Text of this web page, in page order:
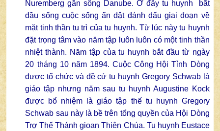
Nuremberg gần sông Danube. Ở đây tu huynh bắt
đầu sống cuộc sống ẩn dật đánh dấu giai đoạn về
mặt tinh thần tu trì của tu huynh. Từ lúc này tu huynh
đặt trọng tâm vào năm tập luôn luôn có một tinh thần
nhiệt thành. Năm tập của tu huynh bắt đầu từ ngày
20 tháng 10 năm 1894. Cuộc Công Hội Tỉnh Dòng
được tổ chức và đề cử tu huynh Gregory Schwab là
giáo tập nhưng năm sau tu huynh Augustine Kock
được bổ nhiệm là giáo tập thế tu huynh Gregory
Schwab sau này là bề trên tổng quyền của Hội Dòng
Trợ Thế Thánh gioan Thiên Chúa. Tu huynh Eustace